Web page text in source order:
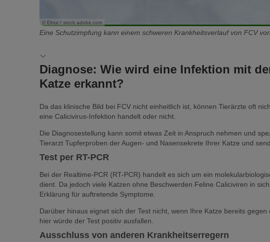
© Elnur / stock.adobe.com
Eine Schutzimpfung kann einem schweren Krankheitsverlauf von FCV
Diagnose: Wie wird eine Infektion mit
Katze erkannt?
Da das klinische Bild bei FCV nicht einheitlich ist, können Tierärzte oft
eine Calicivirus-Infektion handelt oder nicht.
Die Diagnosestellung kann somit etwas Zeit in Anspruch nehmen und
Tierarzt Tupferproben der Augen- und Nasensekrete Ihrer Katze und
Test per RT-PCR
Bei der Realtime-PCR (RT-PCR) handelt es sich um ein
dient. Da jedoch viele Katzen ohne Beschwerden Feline Caliciviren in
Erklärung für auftretende Symptome.
Darüber hinaus eignet sich der Test nicht, wenn Ihre Katze bereits
hier würde der Test positiv ausfallen.
Ausschluss von anderen Krankheitserregern